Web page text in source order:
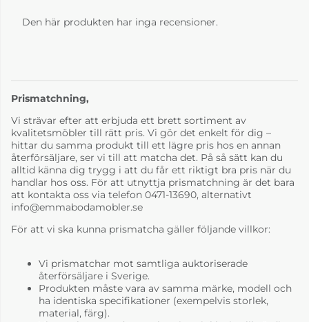
Karin Linara röd 15
33 805 kr
4-6 Veckor
Den här produkten har inga recensioner.
Prismatchning,
Vi strävar efter att erbjuda ett brett sortiment av
kvalitetsmöbler till rätt pris. Vi gör det enkelt för dig –
hittar du samma produkt till ett lägre pris hos en annan
återförsäljare, ser vi till att matcha det. På så sätt kan du
alltid känna dig trygg i att du får ett riktigt bra pris när du
handlar hos oss. För att utnyttja prismatchning är det bara
att kontakta oss via telefon 0471-13690, alternativt
info@emmabodamobler.se
För att vi ska kunna prismatcha gäller följande villkor:
Vi prismatchar mot samtliga auktoriserade
återförsäljare i Sverige.
Produkten måste vara av samma märke, modell och
ha identiska specifikationer (exempelvis storlek,
material, färg).